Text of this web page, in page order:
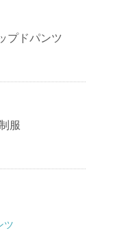
プドパンツ
服
ツ